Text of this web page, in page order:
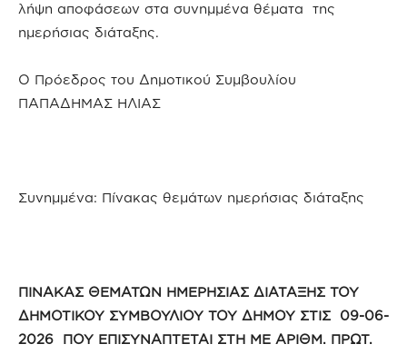
λήψη αποφάσεων στα συνημμένα θέματα της
ημερήσιας διάταξης.
Ο Πρόεδρος του Δημοτικού Συμβουλίου
ΠΑΠΑΔΗΜΑΣ ΗΛΙΑΣ
Συνημμένα: Πίνακας θεμάτων ημερήσιας διάταξης
ΠΙΝΑΚΑΣ ΘΕΜΑΤΩΝ ΗΜΕΡΗΣΙΑΣ ΔΙΑΤΑΞΗΣ ΤΟΥ
ΔΗΜΟΤΙΚΟΥ ΣΥΜΒΟΥΛΙΟΥ ΤΟΥ ΔΗΜΟΥ ΣΤΙΣ 09-06-
2026 ΠΟΥ ΕΠΙΣΥΝΑΠΤΕΤΑΙ ΣΤΗ ΜΕ ΑΡΙΘΜ. ΠΡΩΤ.